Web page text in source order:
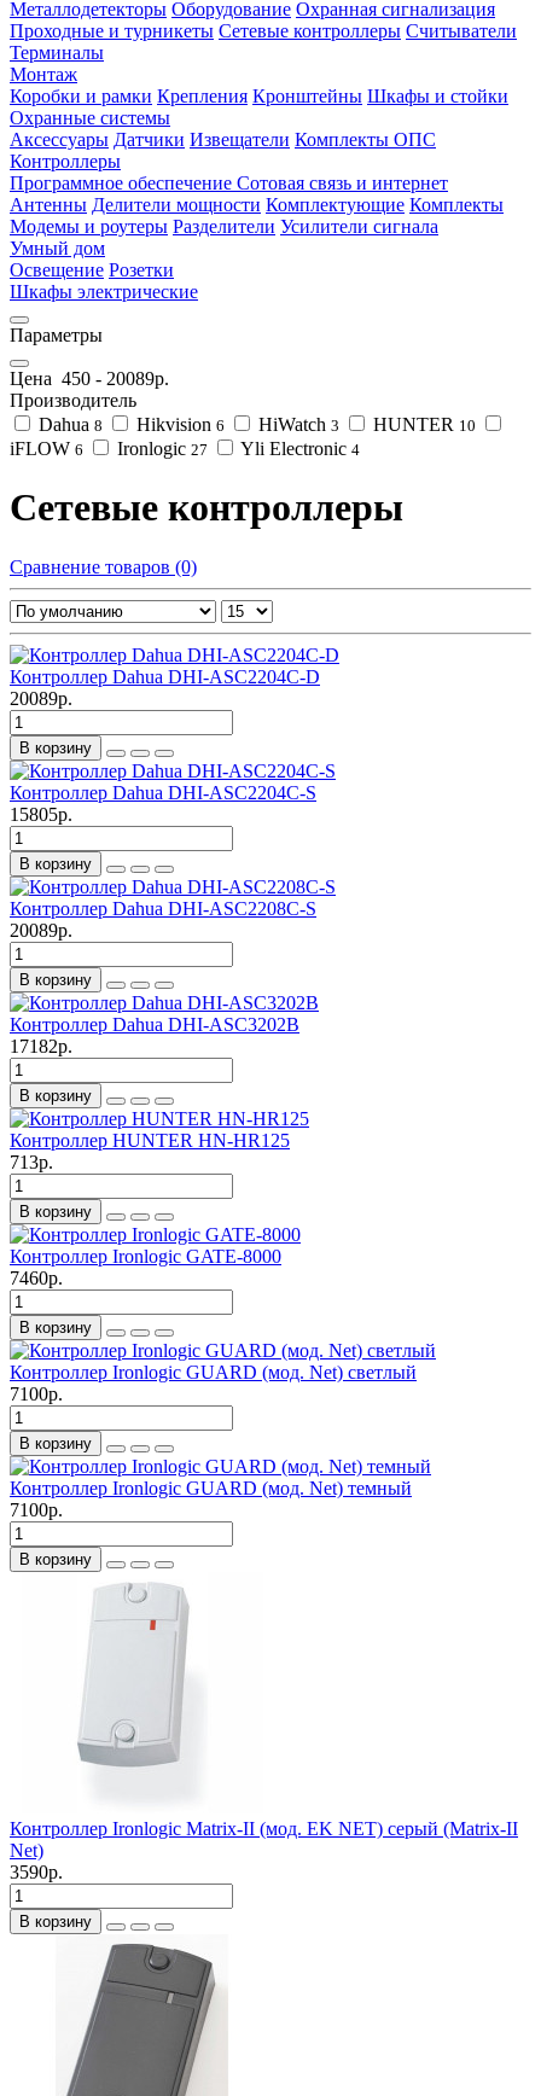
Металлодетекторы Оборудование Охранная сигнализация
Проходные и турникеты Сетевые контроллеры Считыватели
Терминалы
Монтаж
Коробки и рамки Крепления Кронштейны Шкафы и стойки
Охранные системы
Аксессуары Датчики Извещатели Комплекты ОПС
Контроллеры
Программное обеспечение Сотовая связь и интернет
Антенны Делители мощности Комплектующие Комплекты
Модемы и роутеры Разделители Усилители сигнала
Умный дом
Освещение Розетки
Шкафы электрические
Параметры
Цена 450 - 20089р.
Производитель
Dahua 8 Hikvision 6 HiWatch 3 HUNTER 10
iFLOW 6 Ironlogic 27 Yli Electronic 4
Сетевые контроллеры
Сравнение товаров (0)
Контроллер Dahua DHI-ASC2204C-D
20089р.
В корзину
Контроллер Dahua DHI-ASC2204C-S
15805р.
В корзину
Контроллер Dahua DHI-ASC2208C-S
20089р.
В корзину
Контроллер Dahua DHI-ASC3202B
17182р.
В корзину
Контроллер HUNTER HN-HR125
713р.
В корзину
Контроллер Ironlogic GATE-8000
7460р.
В корзину
Контроллер Ironlogic GUARD (мод. Net) светлый
7100р.
В корзину
Контроллер Ironlogic GUARD (мод. Net) темный
7100р.
В корзину
Контроллер Ironlogic Matrix-II (мод. EK NET) серый (Matrix-II
Net)
3590р.
В корзину